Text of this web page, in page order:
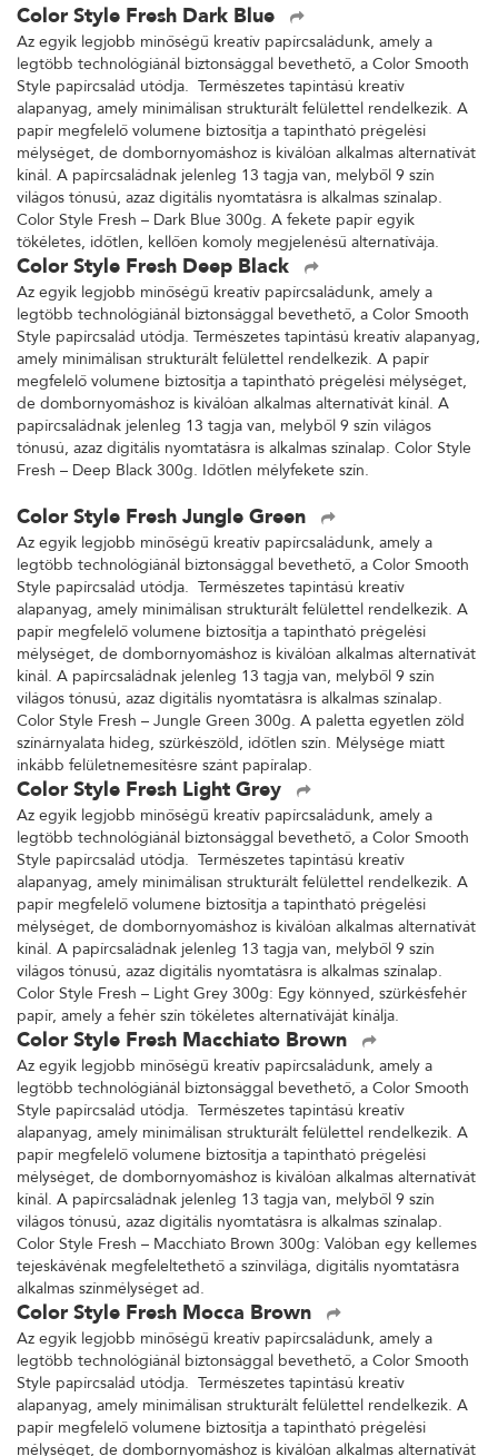
Color Style Fresh Dark Blue
Az egyik legjobb minőségű kreatív papírcsaládunk, amely a
legtöbb technológiánál biztonsággal bevethető, a Color Smooth
Style papírcsalád utódja. Természetes tapintású kreatív
alapanyag, amely minimálisan strukturált felülettel rendelkezik. A
papír megfelelő volumene biztosítja a tapintható prégelési
mélységet, de dombornyomáshoz is kiválóan alkalmas alternatívát
kínál. A papírcsaládnak jelenleg 13 tagja van, melyből 9 szín
világos tónusú, azaz digitális nyomtatásra is alkalmas színalap.
Color Style Fresh – Dark Blue 300g. A fekete papír egyik
tökéletes, időtlen, kellően komoly megjelenésű alternatívája.
Color Style Fresh Deep Black
Az egyik legjobb minőségű kreatív papírcsaládunk, amely a
legtöbb technológiánál biztonsággal bevethető, a Color Smooth
Style papírcsalád utódja. Természetes tapintású kreatív alapanyag,
amely minimálisan strukturált felülettel rendelkezik. A papír
megfelelő volumene biztosítja a tapintható prégelési mélységet,
de dombornyomáshoz is kiválóan alkalmas alternatívát kínál. A
papírcsaládnak jelenleg 13 tagja van, melyből 9 szín világos
tónusú, azaz digitális nyomtatásra is alkalmas színalap. Color Style
Fresh – Deep Black 300g. Időtlen mélyfekete szín.
Color Style Fresh Jungle Green
Az egyik legjobb minőségű kreatív papírcsaládunk, amely a
legtöbb technológiánál biztonsággal bevethető, a Color Smooth
Style papírcsalád utódja. Természetes tapintású kreatív
alapanyag, amely minimálisan strukturált felülettel rendelkezik. A
papír megfelelő volumene biztosítja a tapintható prégelési
mélységet, de dombornyomáshoz is kiválóan alkalmas alternatívát
kínál. A papírcsaládnak jelenleg 13 tagja van, melyből 9 szín
világos tónusú, azaz digitális nyomtatásra is alkalmas színalap.
Color Style Fresh – Jungle Green 300g. A paletta egyetlen zöld
színárnyalata hideg, szürkészöld, időtlen szín. Mélysége miatt
inkább felületnemesítésre szánt papíralap.
Color Style Fresh Light Grey
Az egyik legjobb minőségű kreatív papírcsaládunk, amely a
legtöbb technológiánál biztonsággal bevethető, a Color Smooth
Style papírcsalád utódja. Természetes tapintású kreatív
alapanyag, amely minimálisan strukturált felülettel rendelkezik. A
papír megfelelő volumene biztosítja a tapintható prégelési
mélységet, de dombornyomáshoz is kiválóan alkalmas alternatívát
kínál. A papírcsaládnak jelenleg 13 tagja van, melyből 9 szín
világos tónusú, azaz digitális nyomtatásra is alkalmas színalap.
Color Style Fresh – Light Grey 300g: Egy könnyed, szürkésfehér
papír, amely a fehér szín tökéletes alternatíváját kínálja.
Color Style Fresh Macchiato Brown
Az egyik legjobb minőségű kreatív papírcsaládunk, amely a
legtöbb technológiánál biztonsággal bevethető, a Color Smooth
Style papírcsalád utódja. Természetes tapintású kreatív
alapanyag, amely minimálisan strukturált felülettel rendelkezik. A
papír megfelelő volumene biztosítja a tapintható prégelési
mélységet, de dombornyomáshoz is kiválóan alkalmas alternatívát
kínál. A papírcsaládnak jelenleg 13 tagja van, melyből 9 szín
világos tónusú, azaz digitális nyomtatásra is alkalmas színalap.
Color Style Fresh – Macchiato Brown 300g: Valóban egy kellemes
tejeskávénak megfeleltethető a színvilága, digitális nyomtatásra
alkalmas színmélységet ad.
Color Style Fresh Mocca Brown
Az egyik legjobb minőségű kreatív papírcsaládunk, amely a
legtöbb technológiánál biztonsággal bevethető, a Color Smooth
Style papírcsalád utódja. Természetes tapintású kreatív
alapanyag, amely minimálisan strukturált felülettel rendelkezik. A
papír megfelelő volumene biztosítja a tapintható prégelési
mélységet, de dombornyomáshoz is kiválóan alkalmas alternatívát